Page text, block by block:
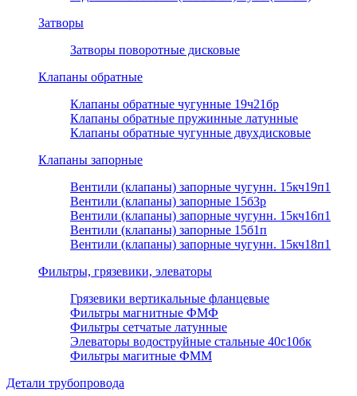
Затворы
Затворы поворотные дисковые
Клапаны обратные
Клапаны обратные чугунные 19ч21бр
Клапаны обратные пружинные латунные
Клапаны обратные чугунные двухдисковые
Клапаны запорные
Вентили (клапаны) запорные чугунн. 15кч19п1
Вентили (клапаны) запорные 15б3р
Вентили (клапаны) запорные чугунн. 15кч16п1
Вентили (клапаны) запорные 15б1п
Вентили (клапаны) запорные чугунн. 15кч18п1
Фильтры, грязевики, элеваторы
Грязевики вертикальные фланцевые
Фильтры магнитные ФМФ
Фильтры сетчатые латунные
Элеваторы водоструйные стальные 40с10бк
Фильтры магитные ФММ
Детали трубопровода